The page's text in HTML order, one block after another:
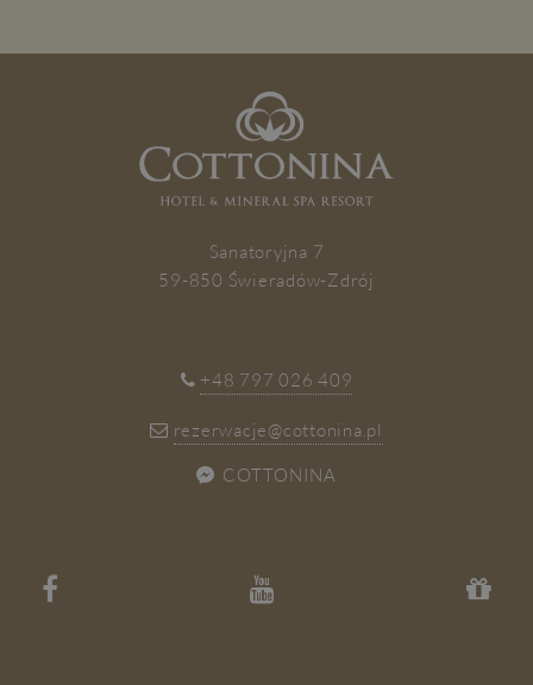
ZAPISZ SIĘ
Sanatoryjna 7
59-850 Świeradów-Zdrój
+48 797 026 409
rezerwacje@cottonina.pl
COTTONINA